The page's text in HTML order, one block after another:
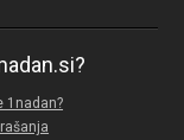
1nadan?